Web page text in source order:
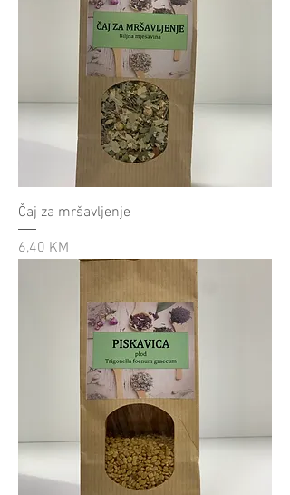
Čaj za mršavljenje
Cijena
6,40 KM